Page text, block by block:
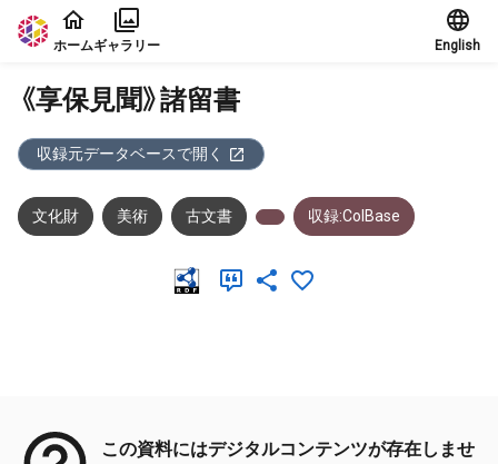
本文に飛ぶ
ホームギャラリー English
《享保見聞》諸留書
収録元データベースで開く
文化財 美術 古文書 収録:ColBase
この資料にはデジタルコンテンツが存在しませ